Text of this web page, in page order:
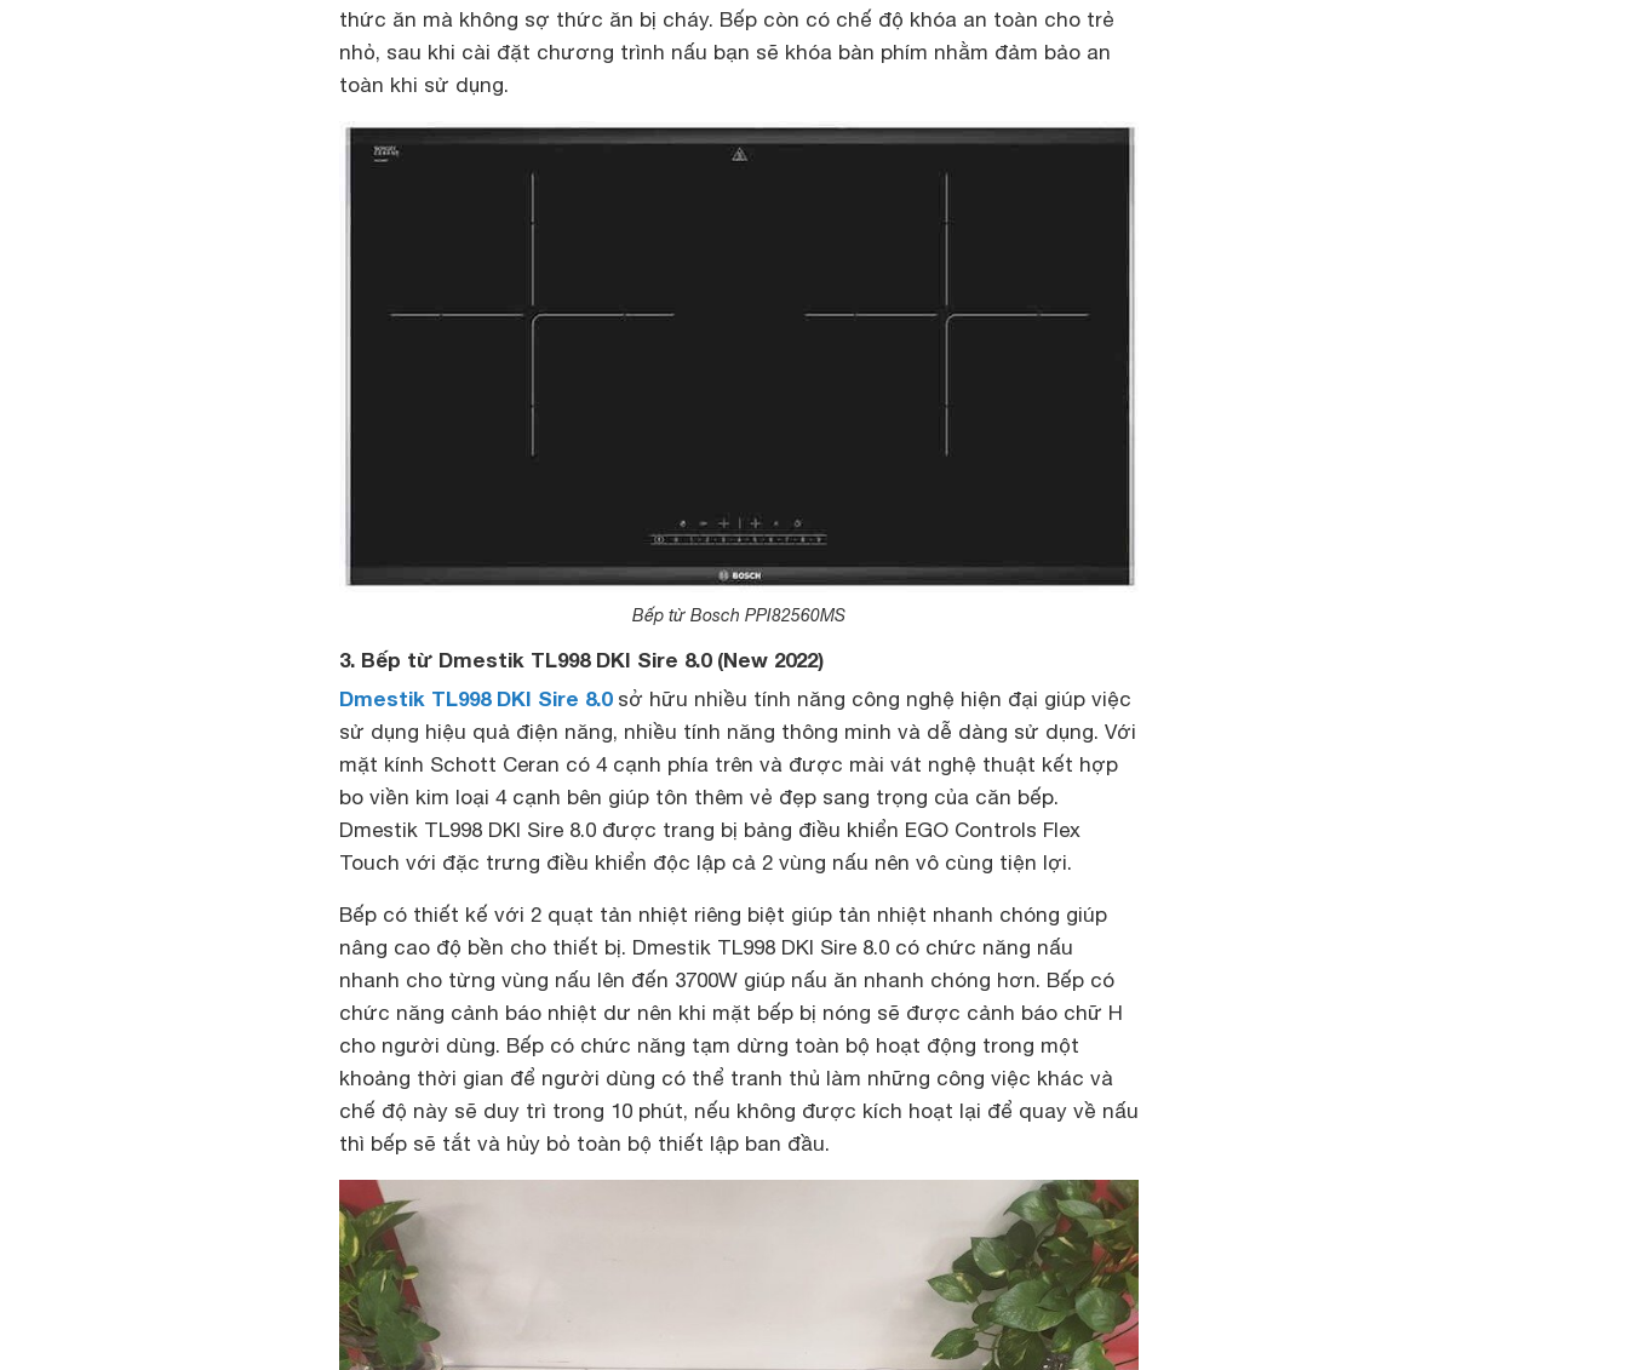
thức ăn mà không sợ thức ăn bị cháy. Bếp còn có chế độ khóa an toàn cho trẻ
nhỏ, sau khi cài đặt chương trình nấu bạn sẽ khóa bàn phím nhằm đảm bảo an
toàn khi sử dụng.
Bếp từ Bosch PPI82560MS
3. Bếp từ Dmestik TL998 DKI Sire 8.0 (New 2022)
Dmestik TL998 DKI Sire 8.0sở hữu nhiều tính năng công nghệ hiện đại giúp việc
sử dụng hiệu quả điện năng, nhiều tính năng thông minh và dễ dàng sử dụng. Với
mặt kính Schott Ceran có 4 cạnh phía trên và được mài vát nghệ thuật kết hợp
bo viền kim loại 4 cạnh bên giúp tôn thêm vẻ đẹp sang trọng của căn bếp.
Dmestik TL998 DKI Sire 8.0 được trang bị bảng điều khiển EGO Controls Flex
Touch với đặc trưng điều khiển độc lập cả 2 vùng nấu nên vô cùng tiện lợi.
Bếp có thiết kế với 2 quạt tản nhiệt riêng biệt giúp tản nhiệt nhanh chóng giúp
nâng cao độ bền cho thiết bị. Dmestik TL998 DKI Sire 8.0 có chức năng nấu
nhanh cho từng vùng nấu lên đến 3700W giúp nấu ăn nhanh chóng hơn. Bếp có
chức năng cảnh báo nhiệt dư nên khi mặt bếp bị nóng sẽ được cảnh báo chữ H
cho người dùng. Bếp có chức năng tạm dừng toàn bộ hoạt động trong một
khoảng thời gian để người dùng có thể tranh thủ làm những công việc khác và
chế độ này sẽ duy trì trong 10 phút, nếu không được kích hoạt lại để quay về nấu
thì bếp sẽ tắt và hủy bỏ toàn bộ thiết lập ban đầu.